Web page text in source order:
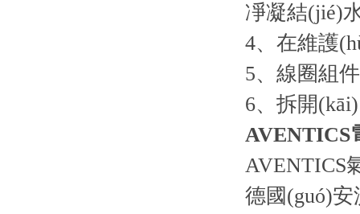
凈凝結(jié)
4、在維護
5、線圈組
6、拆開
AVENTICS
AVENTICS
德國(guó)